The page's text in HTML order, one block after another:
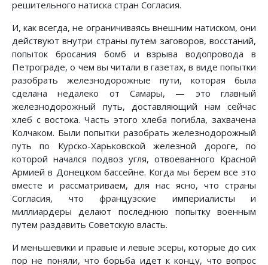
решительного натиска стран Согласия.
И, как всегда, не ограничиваясь внешним натиском, они
действуют внутри страны путем заговоров, восстаний,
попыток бросания бомб и взрыва водопровода в
Петрограде, о чем вы читали в газетах, в виде попытки
разобрать железнодорожные пути, которая была
сделана недалеко от Самары, — это главный
железнодорожный путь, доставляющий нам сейчас
хлеб с востока. Часть этого хлеба погибла, захвачена
Колчаком. Были попытки разобрать железнодорожный
путь по Курско-Харьковской железной дороге, по
которой начался подвоз угля, отвоеванного Красной
Армией в Донецком бассейне. Когда мы берем все это
вместе и рассматриваем, для нас ясно, что страны
Согласия, что французские империалисты и
миллиардеры делают последнюю попытку военным
путем раздавить Советскую власть.
И меньшевики и правые и левые эсеры, которые до сих
пор не поняли, что борьба идет к концу, что вопрос